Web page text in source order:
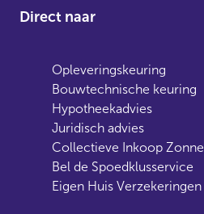
Direct naar
Opleveringskeuring
Bouwtechnische keuring
Hypotheekadvies
Juridisch advies
Collectieve Inkoop
Bel de Spoedklusservice
Eigen Huis Verzekeringen